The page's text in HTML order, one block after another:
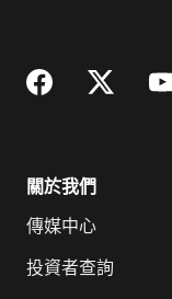
關於我們
傳媒中心
投資者查詢